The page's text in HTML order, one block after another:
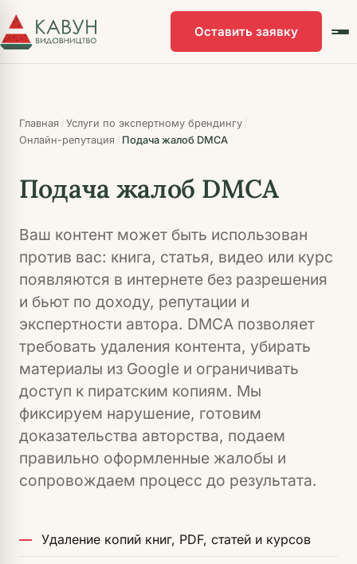
основному
контенту
Оставить заявку
Главная / Услуги по экспертному брендингу /
Онлайн-репутация / Подача жалоб DMCA
Подача жалоб DMCA
Ваш контент может быть использован
против вас: книга, статья, видео или курс
появляются в интернете без разрешения
и бьют по доходу, репутации и
экспертности автора. DMCA позволяет
требовать удаления контента, убирать
материалы из Google и ограничивать
доступ к пиратским копиям. Мы
фиксируем нарушение, готовим
доказательства авторства, подаем
правильно оформленные жалобы и
сопровождаем процесс до результата.
Удаление копий книг, PDF, статей и курсов